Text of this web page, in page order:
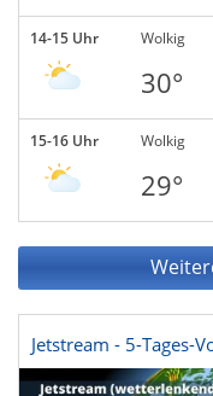
14-15 Uhr Wolkig
30°
15-16 Uhr Wolkig
29°
Jetstream - 5-Tages-